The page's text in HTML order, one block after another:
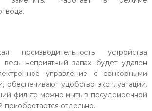
производительность устройства
весь неприятный запах будет удален
управление с сенсорными
обеспечивают удобство эксплуатации.
фильтр можно мыть в посудомоечной
приобретается отдельно.